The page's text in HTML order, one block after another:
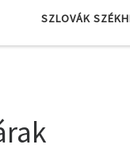
SZLOVÁK